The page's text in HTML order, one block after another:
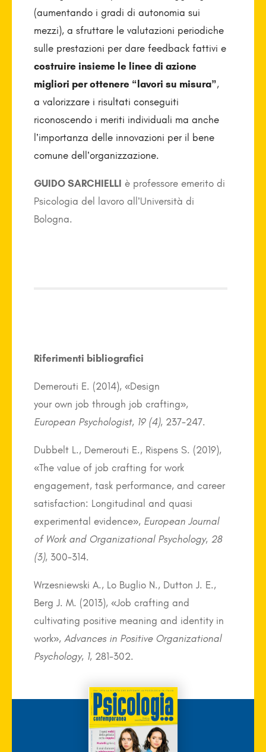
(aumentando i gradi di autonomia sui
mezzi), a sfruttare le valutazioni periodiche
sulle prestazioni per dare feedback fattivi e
costruire insieme le linee di azione
migliori per ottenere “lavori su misura”,
a valorizzare i risultati conseguiti
riconoscendo i meriti individuali ma anche
l’importanza delle innovazioni per il bene
comune dell’organizzazione.
GUIDO SARCHIELLI è professore emerito di
Psicologia del lavoro all’Università di
Bologna.
Riferimenti bibliografici
Demerouti E. (2014), «Design
your own job through job crafting»,
European Psychologist, 19 (4), 237-247.
Dubbelt L., Demerouti E., Rispens S. (2019),
«The value of job crafting for work
engagement, task performance, and career
satisfaction: Longitudinal and quasi
experimental evidence», European Journal
of Work and Organizational Psychology, 28
(3), 300-314.
Wrzesniewski A., Lo Buglio N., Dutton J. E.,
Berg J. M. (2013), «Job crafting and
cultivating positive meaning and identity in
work», Advances in Positive Organizational
Psychology, 1, 281-302.